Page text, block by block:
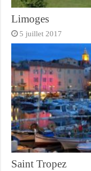
Limoges
5 juillet 2017
Saint Tropez